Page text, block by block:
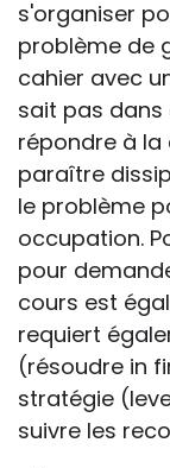
s'organiser
problème de
cahier avec
sait pas dans
répondre à la
paraître
le problème
occupation.
pour
cours est
requiert
(résoudre in
stratégie
suivre les